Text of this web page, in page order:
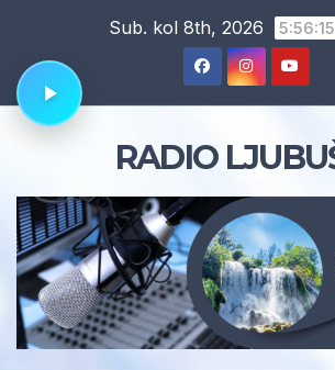
content
Sub. kol 8th, 2026
RADIO